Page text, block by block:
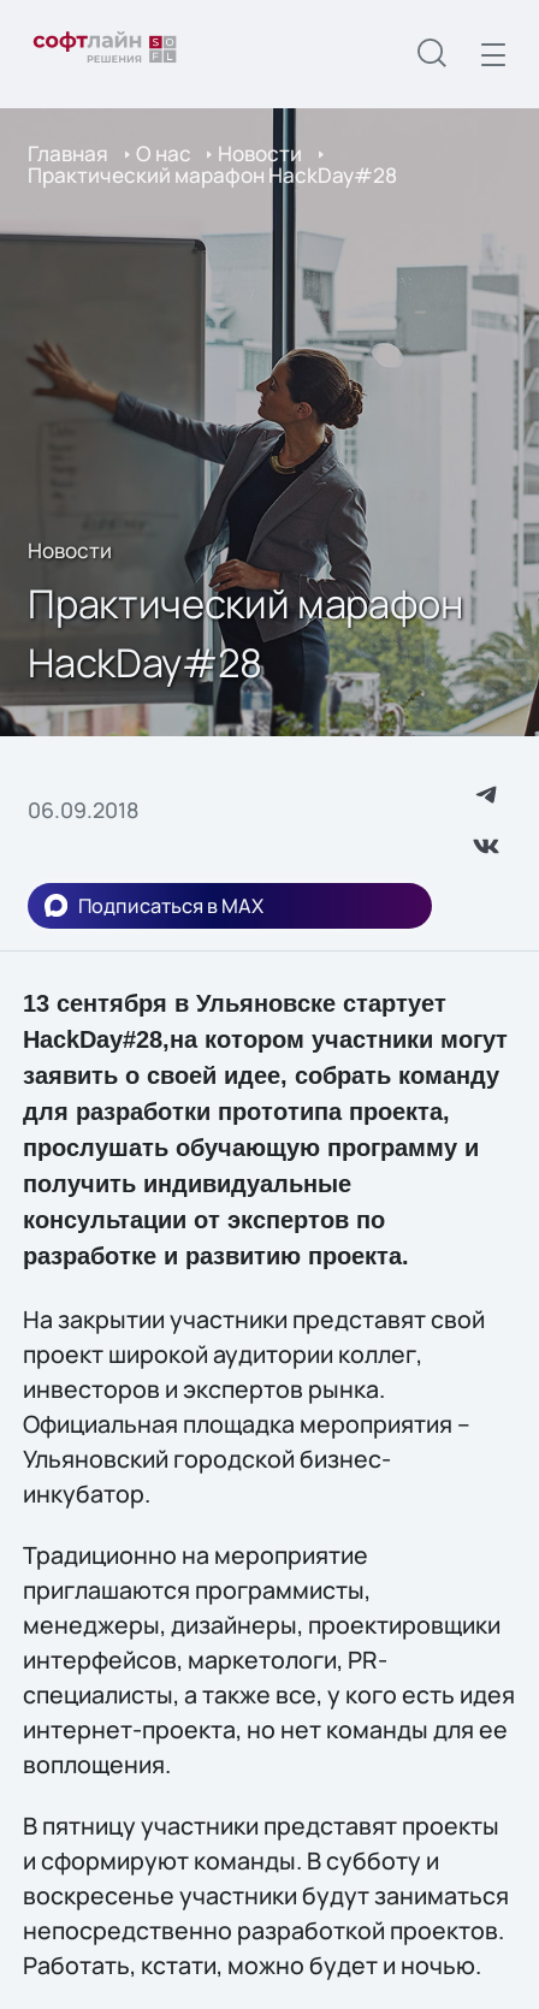
Главная О нас Новости
Практический марафон HackDay#28
Новости
Практический марафон
HackDay#28
06.09.2018
Подписаться в MAX
13 сентября в Ульяновске стартует
HackDay#28,на котором участники могут
заявить о своей идее, собрать команду
для разработки прототипа проекта,
прослушать обучающую программу и
получить индивидуальные
консультации от экспертов по
разработке и развитию проекта.
На закрытии участники представят свой
проект широкой аудитории коллег,
инвесторов и экспертов рынка.
Официальная площадка мероприятия –
Ульяновский городской бизнес-
инкубатор.
Традиционно на мероприятие
приглашаются программисты,
менеджеры, дизайнеры, проектировщики
интерфейсов, маркетологи, PR-
специалисты, а также все, у кого есть идея
интернет-проекта, но нет команды для ее
воплощения.
В пятницу участники представят проекты
и сформируют команды. В субботу и
воскресенье участники будут заниматься
непосредственно разработкой проектов.
Работать, кстати, можно будет и ночью.